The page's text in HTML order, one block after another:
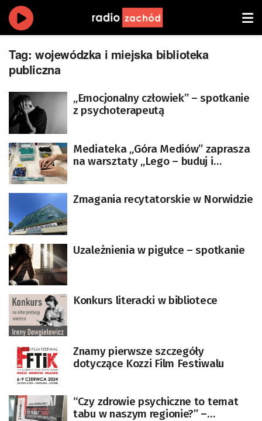
Tag: wojewódzka i miejska biblioteka
publiczna
„Emocjonalny człowiek” – spotkanie
z psychoterapeutą
Mediateka „Góra Mediów” zaprasza
na warsztaty „Lego – buduj i
Zmagania recytatorskie w Norwidzie
Uzależnienia w pigułce – spotkanie
Konkurs literacki w bibliotece
Znamy pierwsze szczegóły
dotyczące Kozzi Film Festiwalu
“Czy zdrowie psychiczne to temat
tabu w naszym regionie?” –